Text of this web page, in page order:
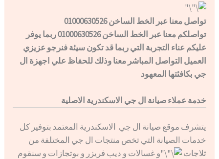
تواصل معنا عبر الخط الساخن 01000630526
تواصلكم معنا عبر الخط الساخن 01000630526 ربما يوفر
عليكم عناء التجربة التي ربما قد تكون سيئة فنرجو عزيزي
العميل التواصل المباشر معنا وذلك للحفاظ علي اجهزة ال
جي بكافئتها المعهود
خدمة عملاء صيانة ال جي الاسكندرية الاصلية
يتشرف موقع صيانة ال جي الاسكندرية المعتمد بتوفير كل
خدمات الصيانة التي تخص منتجات ال جي المختلفة من
ثلاجات
و غسالات و ديب فريزر و بوتجازات و سنقوم